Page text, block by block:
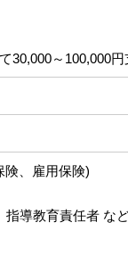
30,000～100,000円
険、雇用保険)
指導教育責任者 な